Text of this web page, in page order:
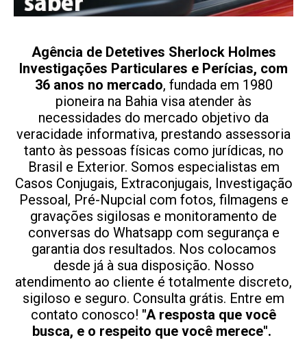
Agência de Detetives Sherlock Holmes
Investigações Particulares e Perícias, com
36 anos no mercado, fundada em 1980
pioneira na Bahia visa atender às
necessidades do mercado objetivo da
veracidade informativa, prestando assessoria
tanto às pessoas físicas como jurídicas, no
Brasil e Exterior. Somos especialistas em
Casos Conjugais, Extraconjugais, Investigação
Pessoal, Pré-Nupcial com fotos, filmagens e
gravações sigilosas e monitoramento de
conversas do Whatsapp com segurança e
garantia dos resultados. Nos colocamos
desde já à sua disposição. Nosso
atendimento ao cliente é totalmente discreto,
sigiloso e seguro. Consulta grátis. Entre em
contato conosco! "A resposta que você
busca, e o respeito que você merece".